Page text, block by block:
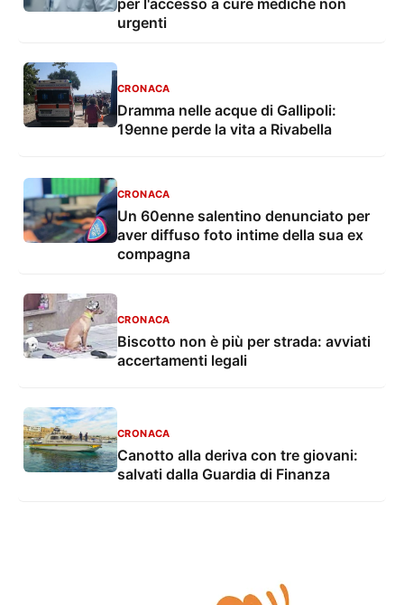
per l'accesso a cure mediche non
urgenti
CRONACA
Dramma nelle acque di Gallipoli:
19enne perde la vita a Rivabella
CRONACA
Un 60enne salentino denunciato per
aver diffuso foto intime della sua ex
compagna
CRONACA
Biscotto non è più per strada: avviati
accertamenti legali
CRONACA
Canotto alla deriva con tre giovani:
salvati dalla Guardia di Finanza